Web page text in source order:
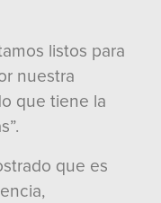
listos para
nuestra
que tiene la
que es